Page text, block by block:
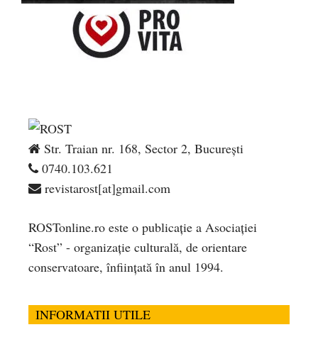
Str. Traian nr. 168, Sector 2, București
0740.103.621
revistarost[at]gmail.com
ROSTonline.ro este o publicaţie a Asociaţiei
“Rost” - organizaţie culturală, de orientare
conservatoare, înfiinţată în anul 1994.
INFORMATII UTILE